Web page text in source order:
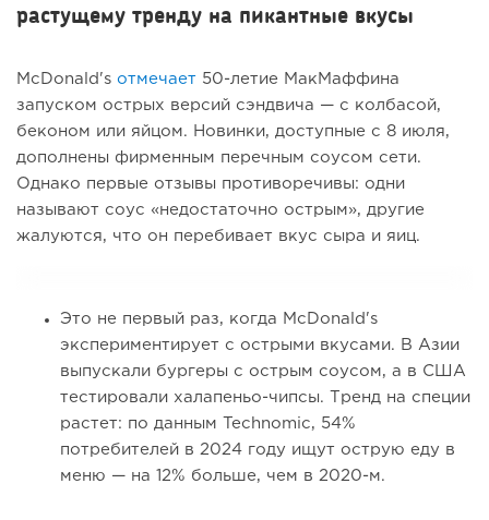
растущему тренду на пикантные вкусы
McDonald's отмечает 50-летие МакМаффина
запуском острых версий сэндвича — с колбасой,
беконом или яйцом. Новинки, доступные с 8 июля,
дополнены фирменным перечным соусом сети.
Однако первые отзывы противоречивы: одни
называют соус «недостаточно острым», другие
жалуются, что он перебивает вкус сыра и яиц.
Это не первый раз, когда McDonald's
экспериментирует с острыми вкусами. В Азии
выпускали бургеры с острым соусом, а в США
тестировали халапеньо-чипсы. Тренд на специи
растет: по данным Technomic, 54%
потребителей в 2024 году ищут острую еду в
меню — на 12% больше, чем в 2020-м.